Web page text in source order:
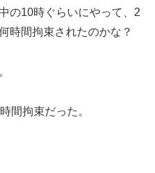
中の10時ぐらいにやって、2
時間拘束されたのかな？
時間拘束だった。